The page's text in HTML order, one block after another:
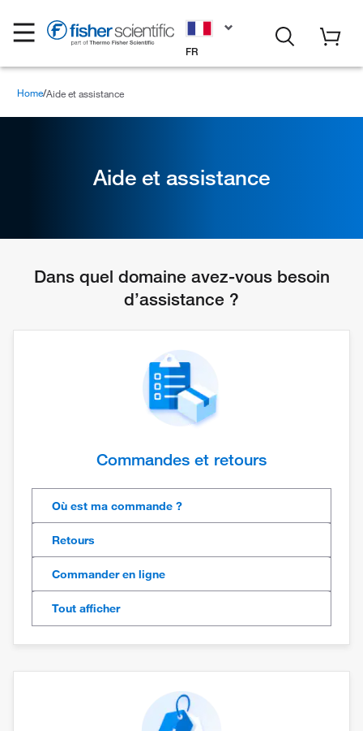
FR
Home Aide et assistance
Aide et assistance
Dans quel domaine avez-vous besoin
d’assistance ?
Commandes et retours
Où est ma commande ?
Retours
Commander en ligne
Tout afficher